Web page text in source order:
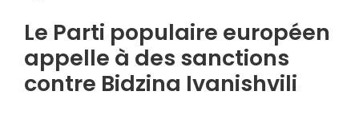
Le Parti populaire européen
appelle à des sanctions
contre Bidzina Ivanishvili